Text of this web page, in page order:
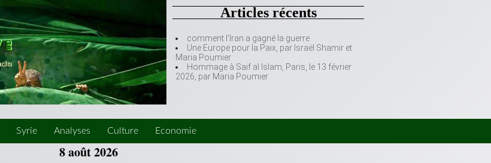
Articles récents
comment l’Iran a gagné la guerre
Une Europe pour la Paix, par Israël Shamir et
Maria Poumier
Hommage à Saif al Islam, Paris, le 13 février
2026, par Maria Poumier
Syrie Analyses Culture Economie
8 août 2026